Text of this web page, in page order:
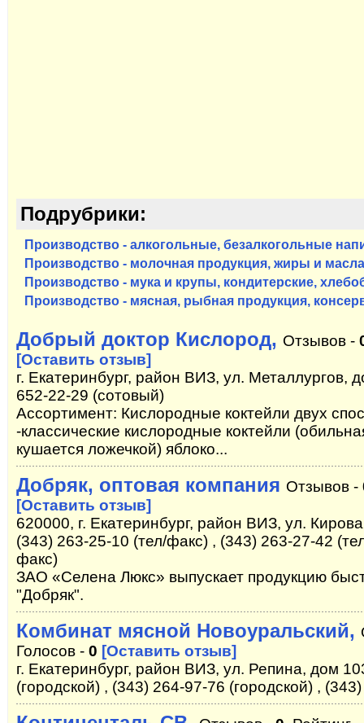
Подрубрики:
Производство - алкогольные, безалкогольные
Производство - молочная продукция, жиры и масла
Производство - мука и крупы, кондитерские,
Производство - мясная, рыбная продукция,
Добрый доктор Кислород, Отзывов -
[Оставить отзыв]
г. Екатеринбург, район ВИЗ, ул.
652-22-29 (сотовый)
Ассортимент: Кислородные коктейли двух
-классические кислородные коктейли
кушается ложечкой) яблоко...
Добряк, оптовая компания Отзывов -
[Оставить отзыв]
620000, г. Екатеринбург, район ВИЗ, ул.
(343) 263-25-10 (тел/факс) , (343) 263-27-42
факс)
ЗАО «Селена Люкс» выпускает продукцию
"Добряк".
Комбинат мясной Новоуральский,
Голосов - 0 [Оставить отзыв]
г. Екатеринбург, район ВИЗ, ул. Репина, дом
(городской) , (343) 264-97-76 (городской) ,